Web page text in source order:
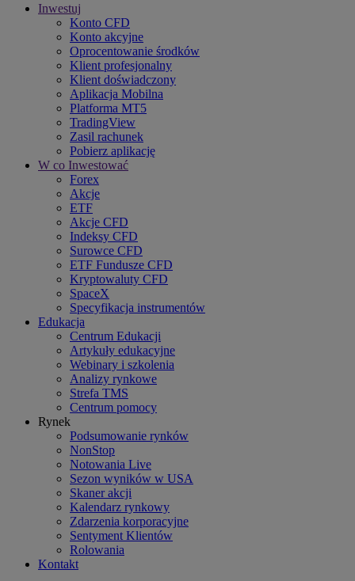
Inwestuj
Konto CFD
Konto akcyjne
Oprocentowanie środków
Klient profesjonalny
Klient doświadczony
Aplikacja Mobilna
Platforma MT5
TradingView
Zasil rachunek
Pobierz aplikację
W co Inwestować
Forex
Akcje
ETF
Akcje CFD
Indeksy CFD
Surowce CFD
ETF Fundusze CFD
Kryptowaluty CFD
SpaceX
Specyfikacja instrumentów
Edukacja
Centrum Edukacji
Artykuły edukacyjne
Webinary i szkolenia
Analizy rynkowe
Strefa TMS
Centrum pomocy
Rynek
Podsumowanie rynków
NonStop
Notowania Live
Sezon wyników w USA
Skaner akcji
Kalendarz rynkowy
Zdarzenia korporacyjne
Sentyment Klientów
Rolowania
Kontakt